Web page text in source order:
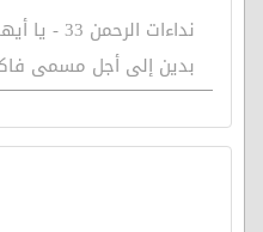
نداءات
بدين إلى أجل مسمى